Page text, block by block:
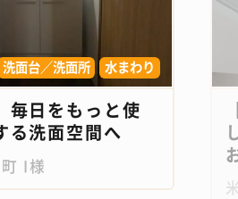
洗面台／洗面所 水まわり
毎日をもっと使
る洗面空間へ
I様